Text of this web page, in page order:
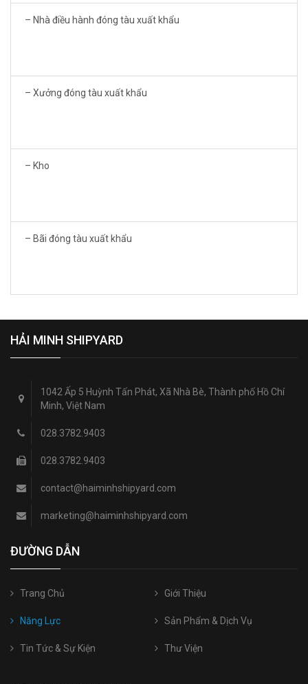
– Nhà điều hành đóng tàu xuất khẩu
– Xưởng đóng tàu xuất khẩu
– Kho
– Bãi đóng tàu xuất khẩu
HẢI MINH SHIPYARD
1042 Ấp 5 Huỳnh Tấn Phát, Xã Nhà Bè, Thành phố Hồ Chí
Minh, Việt Nam
028.3782.9403
028.3782.9403
contact@haiminhshipyard.com
marketing@haiminhshipyard.com
ĐƯỜNG DẪN
Trang Chủ Giới Thiệu
Năng Lực Sản Phẩm & Dịch Vụ
Tin Tức & Sự Kiện Thư Viện